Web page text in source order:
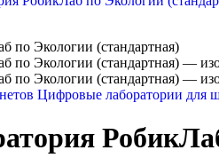
Цифровые лаборатории для